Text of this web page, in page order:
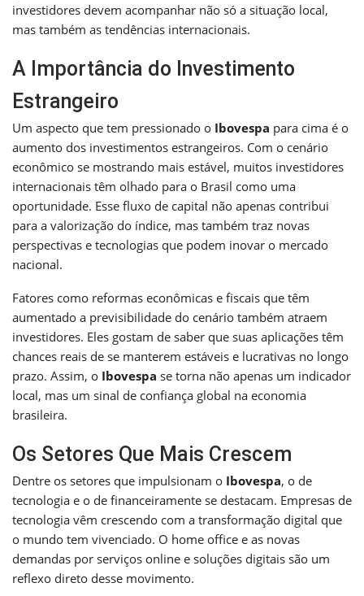
investidores devem acompanhar não só a situação local,
mas também as tendências internacionais.
A Importância do Investimento
Estrangeiro
Um aspecto que tem pressionado o Ibovespa para cima é o
aumento dos investimentos estrangeiros. Com o cenário
econômico se mostrando mais estável, muitos investidores
internacionais têm olhado para o Brasil como uma
oportunidade. Esse fluxo de capital não apenas contribui
para a valorização do índice, mas também traz novas
perspectivas e tecnologias que podem inovar o mercado
nacional.
Fatores como reformas econômicas e fiscais que têm
aumentado a previsibilidade do cenário também atraem
investidores. Eles gostam de saber que suas aplicações têm
chances reais de se manterem estáveis e lucrativas no longo
prazo. Assim, o Ibovespa se torna não apenas um indicador
local, mas um sinal de confiança global na economia
brasileira.
Os Setores Que Mais Crescem
Dentre os setores que impulsionam o Ibovespa, o de
tecnologia e o de financeiramente se destacam. Empresas de
tecnologia vêm crescendo com a transformação digital que
o mundo tem vivenciado. O home office e as novas
demandas por serviços online e soluções digitais são um
reflexo direto desse movimento.